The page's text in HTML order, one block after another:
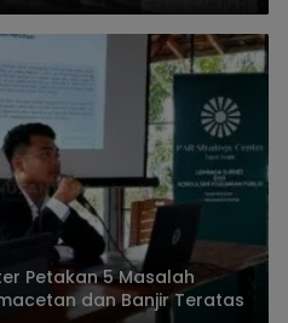
Petakan 5 Masalah
dan Banjir Teratas